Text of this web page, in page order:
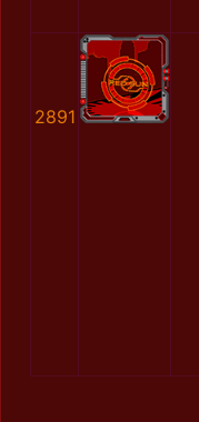
2891